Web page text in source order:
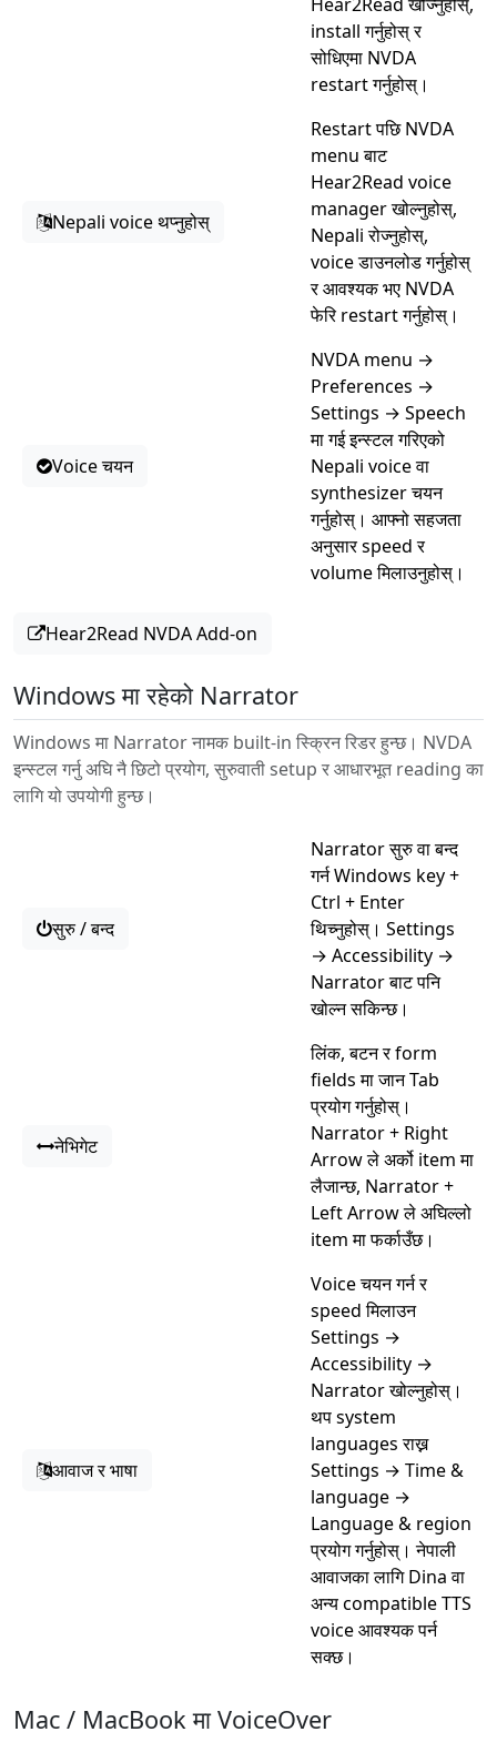
install गर्नुहोस् र
सोधिएमा NVDA
restart गर्नुहोस्।
Nepali voice थप्नुहोस्
Restart पछि NVDA
menu बाट
Hear2Read voice
manager खोल्नुहोस्,
Nepali रोज्नुहोस्,
voice डाउनलोड गर्नुहोस्
र आवश्यक भए NVDA
फेरि restart गर्नुहोस्।
Voice चयन
NVDA menu →
Preferences →
Settings → Speech
मा गई इन्स्टल गरिएको
Nepali voice वा
synthesizer चयन
गर्नुहोस्। आफ्नो सहजता
अनुसार speed र
volume मिलाउनुहोस्।
Hear2Read NVDA Add-on
Windows मा रहेको Narrator
Windows मा Narrator नामक built-in स्क्रिन रिडर हुन्छ। NVDA
इन्स्टल गर्नु अघि नै छिटो प्रयोग, सुरुवाती setup र आधारभूत reading का
लागि यो उपयोगी हुन्छ।
सुरु / बन्द
Narrator सुरु वा बन्द
गर्न Windows key +
Ctrl + Enter
थिच्नुहोस्। Settings
→ Accessibility →
Narrator बाट पनि
खोल्न सकिन्छ।
नेभिगेट
लिंक, बटन र form
fields मा जान Tab
प्रयोग गर्नुहोस्।
Narrator + Right
Arrow ले अर्को item मा
लैजान्छ, Narrator +
Left Arrow ले अघिल्लो
item मा फर्काउँछ।
आवाज र भाषा
Voice चयन गर्न र
speed मिलाउन
Settings →
Accessibility →
Narrator खोल्नुहोस्।
थप system
languages राख्न
Settings → Time &
language →
Language & region
प्रयोग गर्नुहोस्। नेपाली
आवाजका लागि Dina वा
अन्य compatible TTS
voice आवश्यक पर्न
सक्छ।
Mac / MacBook मा VoiceOver